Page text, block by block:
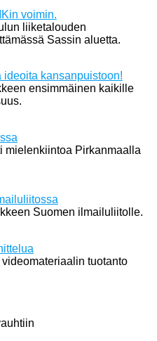
voimin.
liiketalouden
Sassin aluetta.
kansanpuistoon!
ensimmäinen kaikille
mielenkiintoa Pirkanmaalla
Suomen ilmailuliitolle.
tuotanto